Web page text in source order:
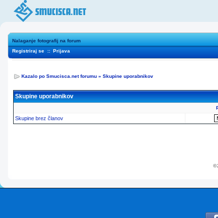
Nalaganje fotografij na forum
Registriraj se :: Prijava
Kazalo po Smucisca.net forumu » Skupine uporabnikov
Skupine uporabnikov
Skupine brez članov
©